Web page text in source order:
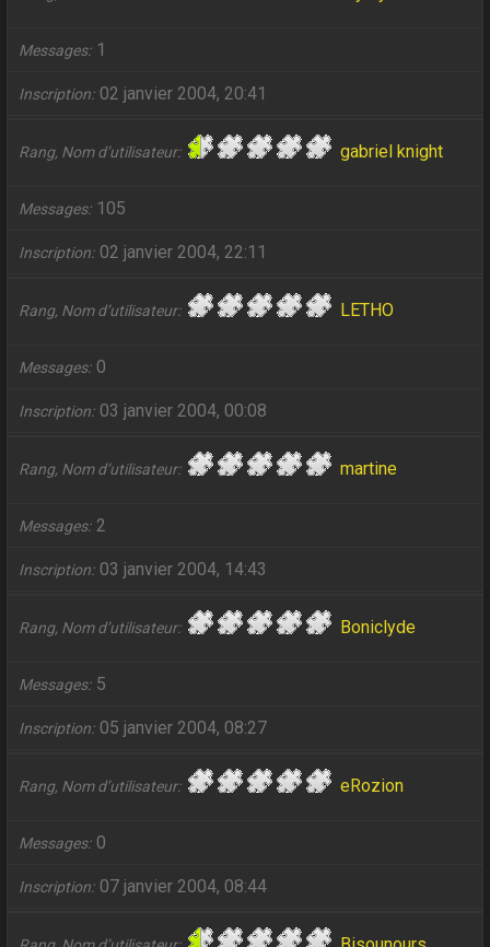
Messages 1
Inscription 02 janvier 2004, 20:41
Rang, Nom d’utilisateur gabriel knight
Messages 105
Inscription 02 janvier 2004, 22:11
Rang, Nom d’utilisateur LETHO
Messages 0
Inscription 03 janvier 2004, 00:08
Rang, Nom d’utilisateur martine
Messages 2
Inscription 03 janvier 2004, 14:43
Rang, Nom d’utilisateur Boniclyde
Messages 5
Inscription 05 janvier 2004, 08:27
Rang, Nom d’utilisateur eRozion
Messages 0
Inscription 07 janvier 2004, 08:44